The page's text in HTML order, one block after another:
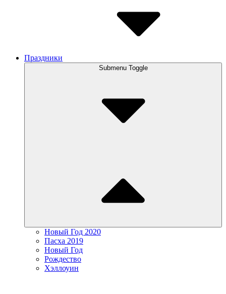
Праздники
Submenu Toggle
Новый Год 2020
Пасха 2019
Новый Год
Рождество
Хэллоуин